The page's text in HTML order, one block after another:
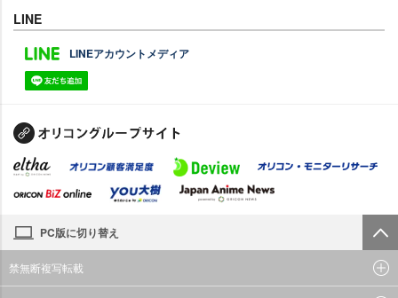
LINE
LINEアカウントメディア
PC版に切り替え
禁無断複写転載